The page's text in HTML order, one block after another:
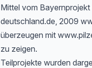
Mittel vom
deutschland.de, 2009
überzeugen mit
zu zeigen.
Teilprojekte wurden